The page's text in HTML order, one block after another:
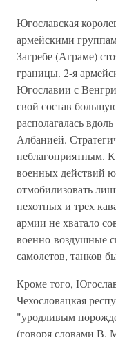
Югославская
армейскими
Загребе (Аграме)
границы. 2-я
Югославии с
свой состав
располагалась
Албанией.
неблагоприятным.
военных действий
отмобилизовать
пехотных и трех
армии не хватало
военно-воздушные
самолетов, танков
Кроме того,
Чехословацкая
"уродливым
(говоря словами В.